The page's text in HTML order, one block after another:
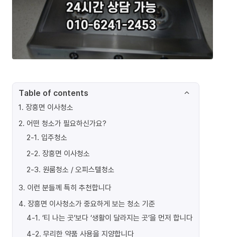
Table of contents
1. 장흥면 이사청소
2. 어떤 청소가 필요하신가요?
2-1. 입주청소
2-2. 장흥면 이사청소
2-3. 원룸청소 / 오피스텔청소
3. 이런 분들께 특히 추천합니다
4. 장흥면 이사청소가 중요하게 보는 청소 기준
4-1. ‘티 나는 곳’보다 ‘생활이 달라지는 곳’을 먼저 합니다
4-2. 무리한 약품 사용을 지양합니다